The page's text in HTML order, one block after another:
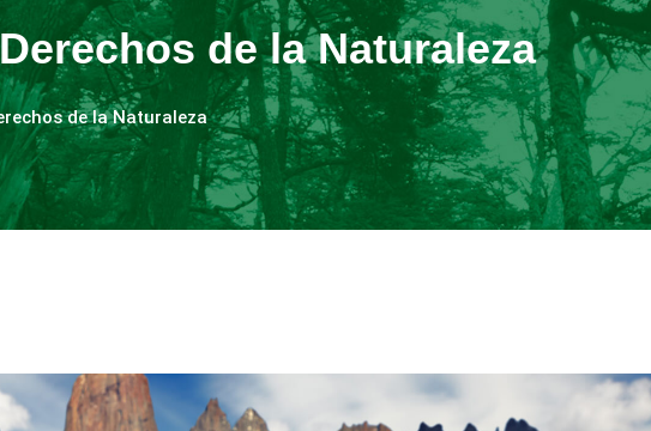
Derechos de la Naturaleza
de la Naturaleza